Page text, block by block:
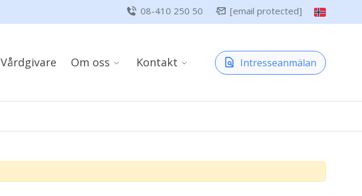
08-410 250 50 [email protected]
Vårdgivare Om oss Kontakt Intresseanmälan